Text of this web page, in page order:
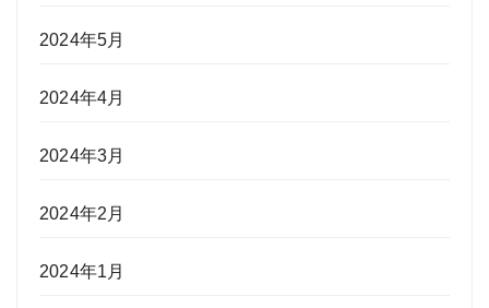
2024年5月
2024年4月
2024年3月
2024年2月
2024年1月